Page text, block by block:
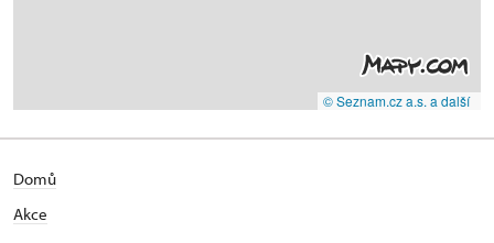
© Seznam.cz a.s. a další
Domů
Akce